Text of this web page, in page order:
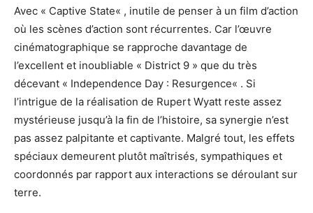
Avec « Captive State« , inutile de penser à un film d’action
où les scènes d’action sont récurrentes. Car l’œuvre
cinématographique se rapproche davantage de
l’excellent et inoubliable « District 9 » que du très
décevant « Independence Day : Resurgence« . Si
l’intrigue de la réalisation de Rupert Wyatt reste assez
mystérieuse jusqu’à la fin de l’histoire, sa synergie n’est
pas assez palpitante et captivante. Malgré tout, les effets
spéciaux demeurent plutôt maîtrisés, sympathiques et
coordonnés par rapport aux interactions se déroulant sur
terre.